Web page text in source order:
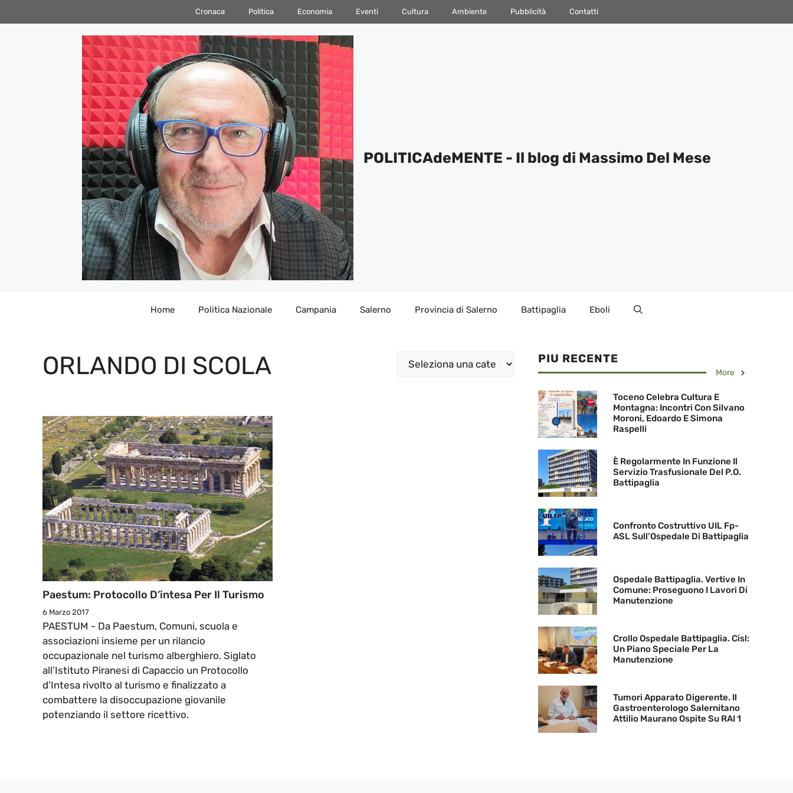
al
Cronaca Politica Economia Eventi Cultura Ambiente Pubblicità Contatti
POLITICAdeMENTE - Il blog di Massimo Del Mese
Home Politica Nazionale Campania Salerno Provincia di Salerno Battipaglia Eboli
ORLANDO DI SCOLA Categorie
Paestum: Protocollo D’intesa Per Il Turismo
6 Marzo 2017
PAESTUM - Da Paestum, Comuni, scuola e
associazioni insieme per un rilancio
occupazionale nel turismo alberghiero. Siglato
all’Istituto Piranesi di Capaccio un Protocollo
d’Intesa rivolto al turismo e finalizzato a
combattere la disoccupazione giovanile
potenziando il settore ricettivo.
PIU RECENTE
More
Toceno Celebra Cultura E
Montagna: Incontri Con Silvano
Moroni, Edoardo E Simona
Raspelli
È Regolarmente In Funzione Il
Servizio Trasfusionale Del P.O.
Battipaglia
Confronto Costruttivo UIL Fp-
ASL Sull’Ospedale Di Battipaglia
Ospedale Battipaglia. Vertive In
Comune: Proseguono I Lavori Di
Manutenzione
Crollo Ospedale Battipaglia. Cisl:
Un Piano Speciale Per La
Manutenzione
Tumori Apparato Digerente. Il
Gastroenterologo Salernitano
Attilio Maurano Ospite Su RAI 1